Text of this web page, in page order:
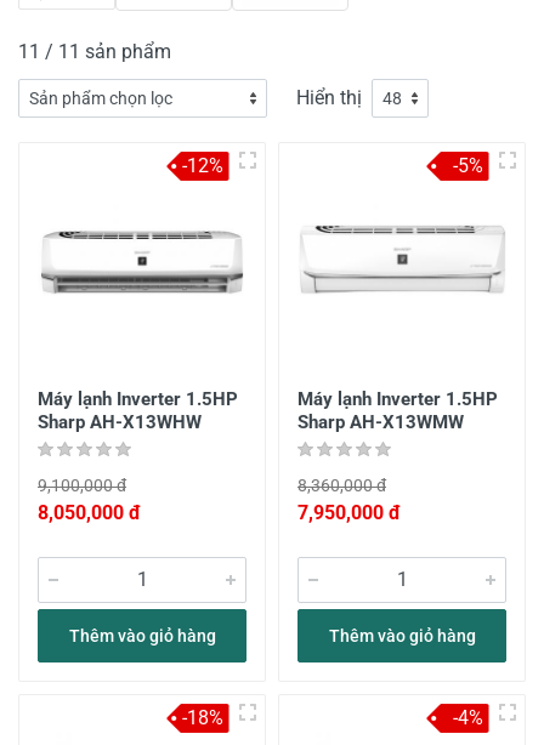
11 / 11 sản phẩm
Hiển thị
Máy lạnh Inverter 1.5HP
Sharp AH-X13WHW
9,100,000 đ
8,050,000 đ
Thêm vào giỏ hàng
-12%
Máy lạnh Inverter 1.5HP
Sharp AH-X13WMW
8,360,000 đ
7,950,000 đ
Thêm vào giỏ hàng
-5%
-18% -4%